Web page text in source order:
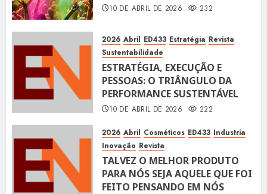
10 DE ABRIL DE 2026 232
2026 Abril ED433 Estratégia Revista
Sustentabilidade
ESTRATÉGIA, EXECUÇÃO E
PESSOAS: O TRIÂNGULO DA
PERFORMANCE SUSTENTÁVEL
10 DE ABRIL DE 2026 222
2026 Abril Cosméticos ED433 Industria
Inovação Revista
TALVEZ O MELHOR PRODUTO
PARA NÓS SEJA AQUELE QUE FOI
FEITO PENSANDO EM NÓS